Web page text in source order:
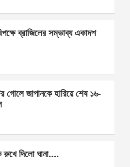
e
ব্রাজিলের সম্ভাব্য একাদশ
গোলে জাপানকে হারিয়ে শেষ ১৬-
রুখে দিলো ঘানা….